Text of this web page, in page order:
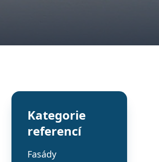
Kategorie
referencí
Fasády